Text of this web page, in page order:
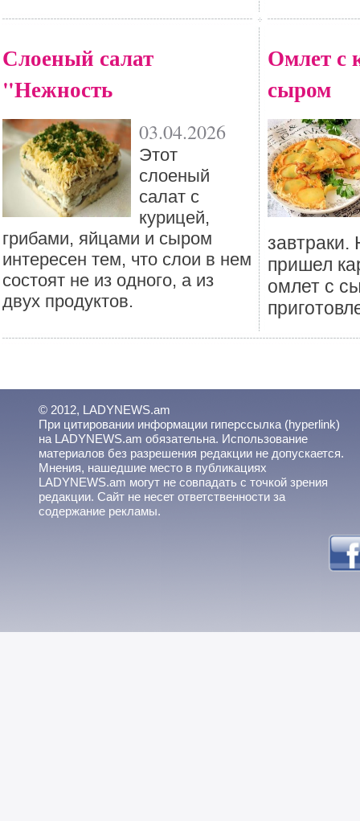
Слоеный салат
"Нежность
03.04.2026
Этот
слоеный
салат с
курицей,
грибами, яйцами и сыром
интересен тем, что слои в нем
состоят не из одного, а из
двух продуктов.
Омлет с
сыром
завтраки.
пришел
омлет с
© 2012, LADYNEWS.am
При цитировании информации гиперссылка (hyperlink)
на LADYNEWS.am обязательна. Использование
материалов без разрешения редакции не допускается.
Мнения, нашедшие место в публикациях
LADYNEWS.am могут не совпадать с точкой зрения
редакции. Сайт не несет ответственности за
содержание рекламы.